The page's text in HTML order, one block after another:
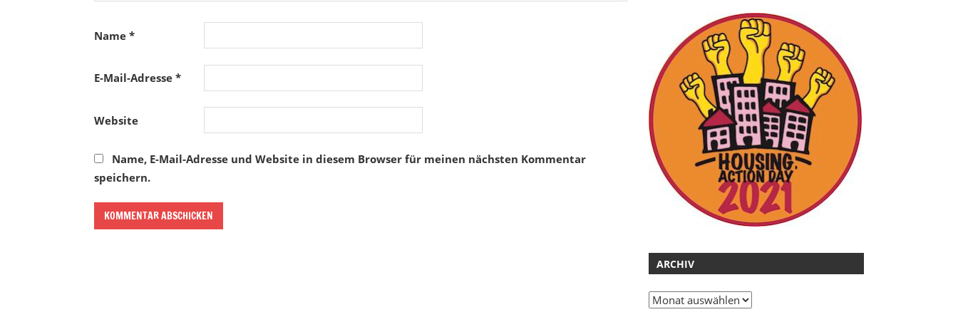
Name *
E-Mail-Adresse *
Website
Name, E-Mail-Adresse und Website in diesem Browser für meinen nächsten Kommentar
speichern.
ARCHIV
Archiv